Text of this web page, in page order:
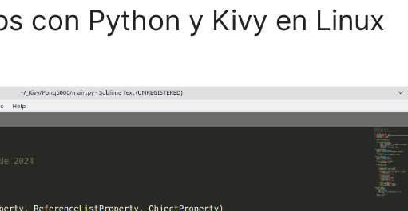
con Python y Kivy en Linux